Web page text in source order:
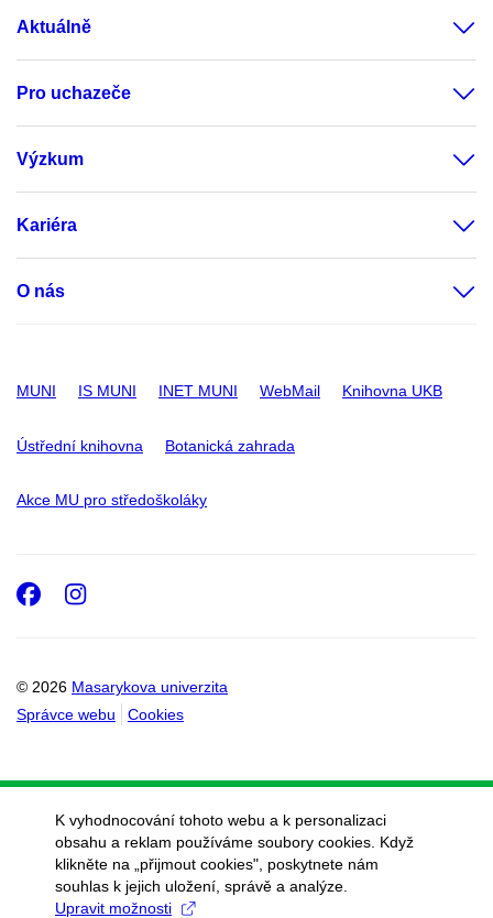
Aktuálně
Pro uchazeče
Výzkum
Kariéra
O nás
MUNI IS MUNI INET MUNI WebMail Knihovna UKB
Ústřední knihovna Botanická zahrada
Akce MU pro středoškoláky
© 2026 Masarykova univerzita
Správce webu
Cookies
Facebook
Instagram
K vyhodnocování tohoto webu a k personalizaci
obsahu a reklam používáme soubory cookies. Když
klikněte na „přijmout cookies", poskytnete nám
souhlas k jejich uložení, správě a analýze.
Upravit možnosti